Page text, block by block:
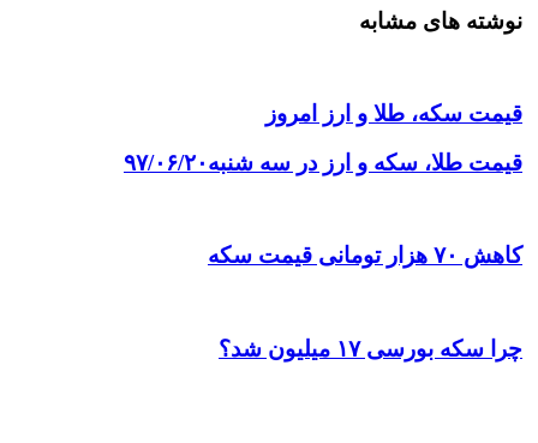
نوشته های مشابه
قیمت سکه، طلا و ارز امروز
قیمت طلا، سکه و ارز در سه شنبه۹۷/۰۶/۲۰
کاهش ۷۰ هزار تومانی قیمت سکه
چرا سکه بورسی ۱۷ میلیون شد؟